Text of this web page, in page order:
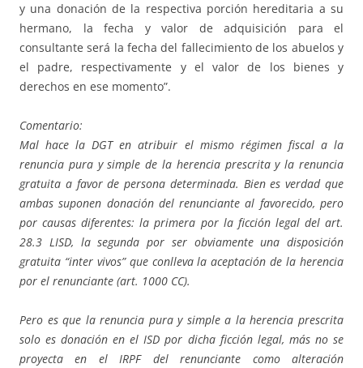
y una donación de la respectiva porción hereditaria a su
hermano, la fecha y valor de adquisición para el
consultante será la fecha del fallecimiento de los abuelos y
el padre, respectivamente y el valor de los bienes y
derechos en ese momento”.
Comentario:
Mal hace la DGT en atribuir el mismo régimen fiscal a la
renuncia pura y simple de la herencia prescrita y la renuncia
gratuita a favor de persona determinada. Bien es verdad que
ambas suponen donación del renunciante al favorecido, pero
por causas diferentes: la primera por la ficción legal del art.
28.3 LISD, la segunda por ser obviamente una disposición
gratuita “inter vivos” que conlleva la aceptación de la herencia
por el renunciante (art. 1000 CC).
Pero es que la renuncia pura y simple a la herencia prescrita
solo es donación en el ISD por dicha ficción legal, más no se
proyecta en el IRPF del renunciante como alteración